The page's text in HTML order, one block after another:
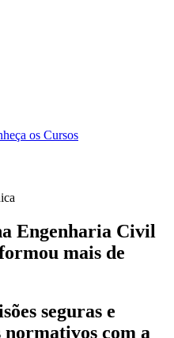
os Cursos
Engenharia Civil
mais de
seguras e
normativos com a